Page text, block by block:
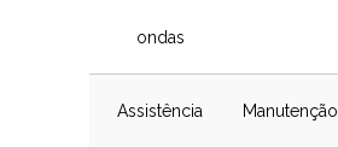
ondas
Assistência Manutenção